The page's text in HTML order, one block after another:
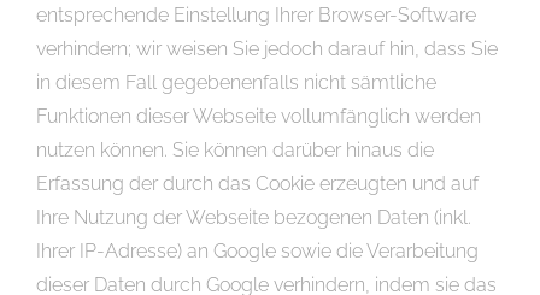
entsprechende Einstellung Ihrer Browser-Software
verhindern; wir weisen Sie jedoch darauf hin, dass Sie
in diesem Fall gegebenenfalls nicht sämtliche
Funktionen dieser Webseite vollumfänglich werden
nutzen können. Sie können darüber hinaus die
Erfassung der durch das Cookie erzeugten und auf
Ihre Nutzung der Webseite bezogenen Daten (inkl.
Ihrer IP-Adresse) an Google sowie die Verarbeitung
dieser Daten durch Google verhindern, indem sie das